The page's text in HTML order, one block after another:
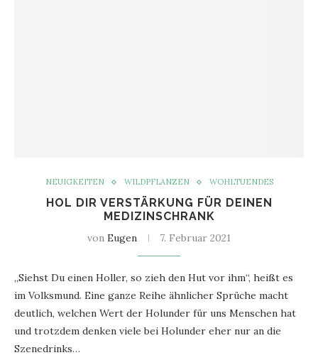
NEUIGKEITEN WILDPFLANZEN WOHLTUENDES
HOL DIR VERSTÄRKUNG FÜR DEINEN
MEDIZINSCHRANK
von Eugen 7. Februar 2021
„Siehst Du einen Holler, so zieh den Hut vor ihm“, heißt es
im Volksmund. Eine ganze Reihe ähnlicher Sprüche macht
deutlich, welchen Wert der Holunder für uns Menschen hat
und trotzdem denken viele bei Holunder eher nur an die
Szenedrinks…